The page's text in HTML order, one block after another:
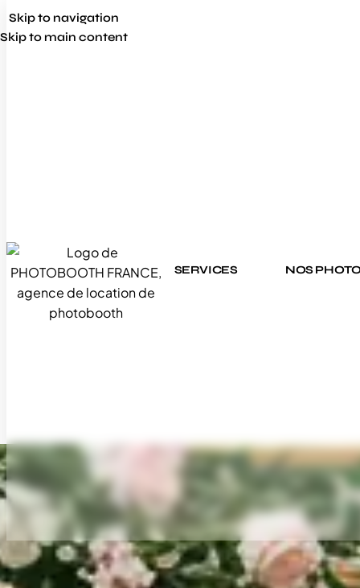
Skip to navigation
Skip to main content
SERVICES NOS